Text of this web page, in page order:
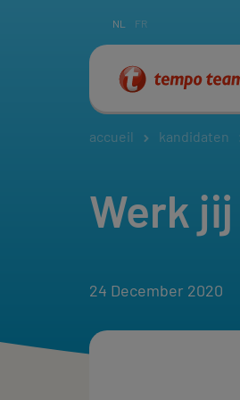
NL FR
accueil kandidaten
Werk jij
24 December 2020